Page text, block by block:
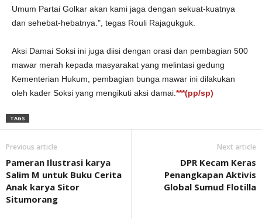
Umum Partai Golkar akan kami jaga dengan sekuat-kuatnya
dan sehebat-hebatnya.", tegas Rouli Rajagukguk.
Aksi Damai Soksi ini juga diisi dengan orasi dan pembagian 500
mawar merah kepada masyarakat yang melintasi gedung
Kementerian Hukum, pembagian bunga mawar ini dilakukan
oleh kader Soksi yang mengikuti aksi damai. ***(pp/sp)
TAGS
Previous article
Pameran Ilustrasi karya
Salim M untuk Buku Cerita
Anak karya Sitor
Situmorang
Next article
DPR Kecam Keras
Penangkapan Aktivis
Global Sumud Flotilla